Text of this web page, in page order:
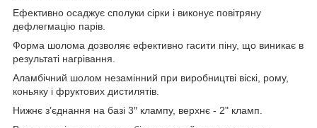
Ефективно осаджує сполуки сірки і виконує повітряну
дефлегмацію парів.
Форма шолома дозволяє ефективно гасити піну, що виникає в
результаті нагрівання.
Аламбічний шолом незамінний при виробництві віскі, рому,
коньяку і фруктових дистилятів.
Нижнє з’єднання на базі 3″ клампу, верхнє - 2" кламп.